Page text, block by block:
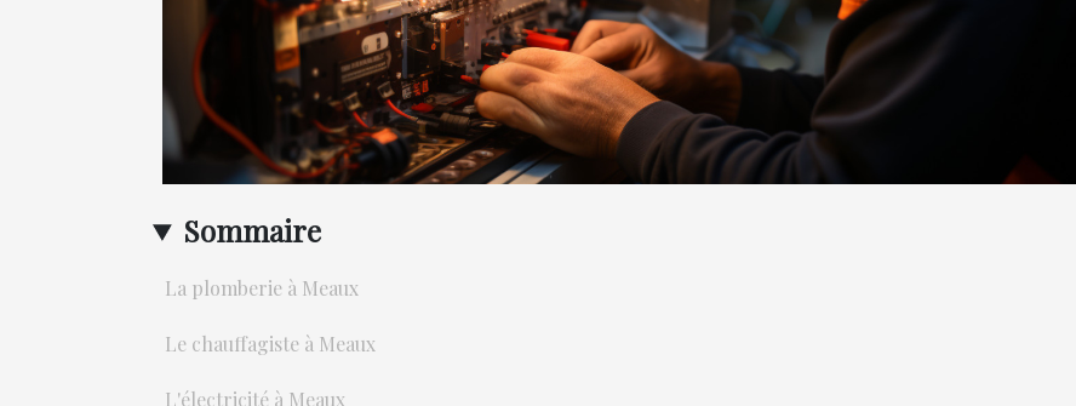
Sommaire
La plomberie à Meaux
Le chauffagiste à Meaux
L'électricité à Meaux